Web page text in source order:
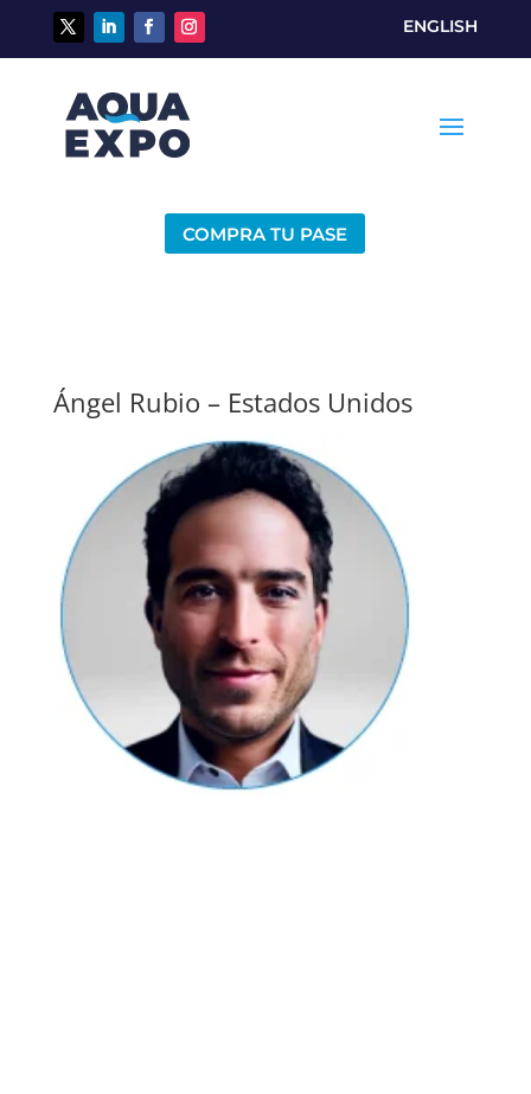
ENGLISH
COMPRA TU PASE
Ángel Rubio – Estados Unidos